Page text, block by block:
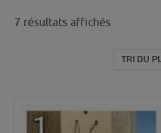
7 résultats affichésTrié
plus